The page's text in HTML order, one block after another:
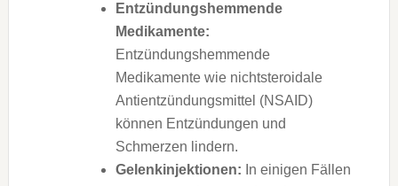
Entzündungshemmende
Medikamente:
Entzündungshemmende
Medikamente wie nichtsteroidale
Antientzündungsmittel (NSAID)
können Entzündungen und
Schmerzen lindern.
Gelenkinjektionen: In einigen Fällen